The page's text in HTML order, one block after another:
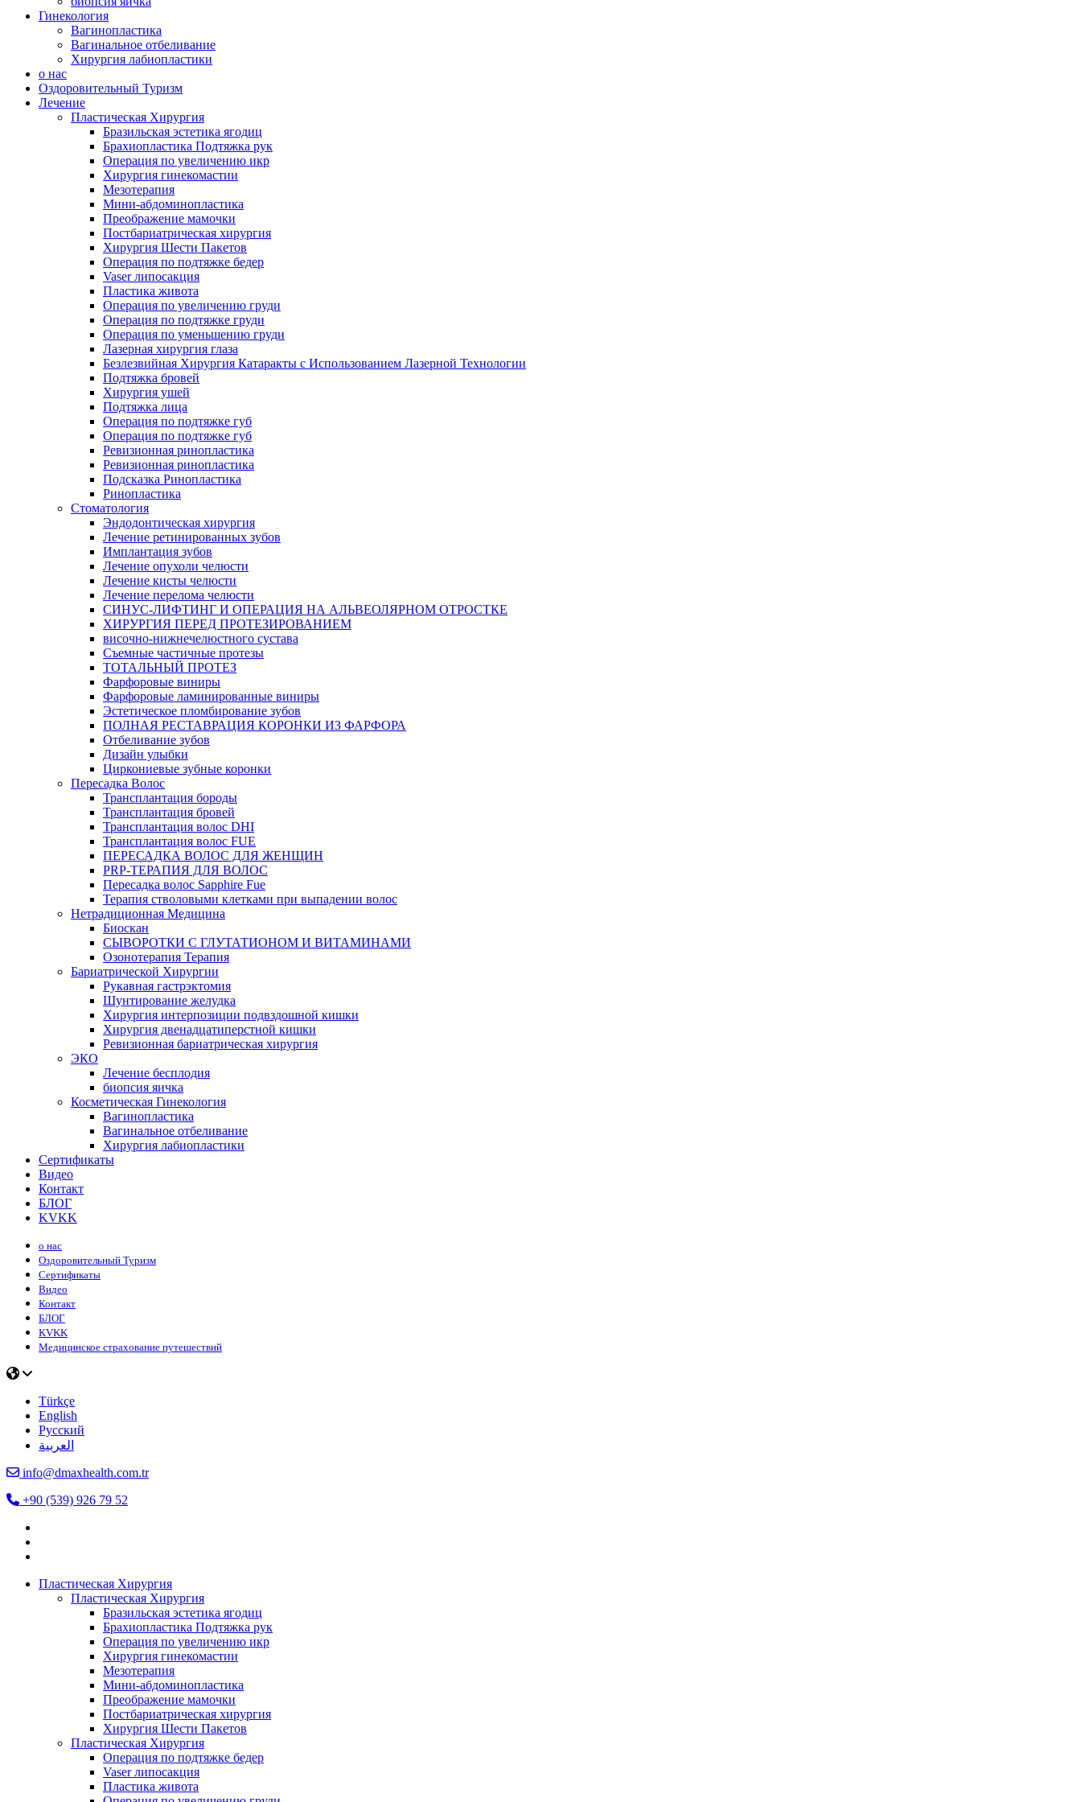
Гинекология
Вагинопластика
Вагинальное отбеливание
Хирургия лабиопластики
о нас
Оздоровительный Туризм
Лечение
Пластическая Хирургия
Бразильская эстетика ягодиц
Брахиопластика Подтяжка рук
Операция по увеличению икр
Хирургия гинекомастии
Мезотерапия
Мини-абдоминопластика
Преображение мамочки
Постбариатрическая хирургия
Хирургия Шести Пакетов
Операция по подтяжке бедер
Vaser липосакция
Пластика живота
Операция по увеличению груди
Операция по подтяжке груди
Операция по уменьшению груди
Лазерная хирургия глаза
Безлезвийная Хирургия Катаракты с Использованием Лазерной Технологии
Подтяжка бровей
Хирургия ушей
Подтяжка лица
Операция по подтяжке губ
Операция по подтяжке губ
Ревизионная ринопластика
Ревизионная ринопластика
Подсказка Ринопластика
Ринопластика
Стоматология
Эндодонтическая хирургия
Лечение ретинированных зубов
Имплантация зубов
Лечение опухоли челюсти
Лечение кисты челюсти
Лечение перелома челюсти
СИНУС-ЛИФТИНГ И ОПЕРАЦИЯ НА АЛЬВЕОЛЯРНОМ ОТРОСТКЕ
ХИРУРГИЯ ПЕРЕД ПРОТЕЗИРОВАНИЕМ
височно-нижнечелюстного сустава
Съемные частичные протезы
ТОТАЛЬНЫЙ ПРОТЕЗ
Фарфоровые виниры
Фарфоровые ламинированные виниры
Эстетическое пломбирование зубов
ПОЛНАЯ РЕСТАВРАЦИЯ КОРОНКИ ИЗ ФАРФОРА
Отбеливание зубов
Дизайн улыбки
Циркониевые зубные коронки
Пересадка Волос
Трансплантация бороды
Трансплантация бровей
Трансплантация волос DHI
Трансплантация волос FUE
ПЕРЕСАДКА ВОЛОС ДЛЯ ЖЕНЩИН
PRP-ТЕРАПИЯ ДЛЯ ВОЛОС
Пересадка волос Sapphire Fue
Терапия стволовыми клетками при выпадении волос
Нетрадиционная Медицина
Биоскан
СЫВОРОТКИ С ГЛУТАТИОНОМ И ВИТАМИНАМИ
Озонотерапия Терапия
Бариатрической Хирургии
Рукавная гастрэктомия
Шунтирование желудка
Хирургия интерпозиции подвздошной кишки
Хирургия двенадцатиперстной кишки
Ревизионная бариатрическая хирургия
ЭКО
Лечение бесплодия
биопсия яичка
Косметическая Гинекология
Вагинопластика
Вагинальное отбеливание
Хирургия лабиопластики
Сертификаты
Видео
Контакт
БЛОГ
KVKK
о нас
Оздоровительный Туризм
Сертификаты
Видео
Контакт
БЛОГ
KVKK
Медицинское страхование путешествий
Türkçe
English
Русский
العربية
info@dmaxhealth.com.tr
+90 (539) 926 79 52
Пластическая Хирургия
Пластическая Хирургия
Бразильская эстетика ягодиц
Брахиопластика Подтяжка рук
Операция по увеличению икр
Хирургия гинекомастии
Мезотерапия
Мини-абдоминопластика
Преображение мамочки
Постбариатрическая хирургия
Хирургия Шести Пакетов
Пластическая Хирургия
Операция по подтяжке бедер
Vaser липосакция
Пластика живота